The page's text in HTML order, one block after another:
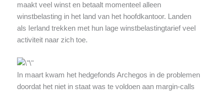
maakt veel winst en betaalt momenteel alleen
winstbelasting in het land van het hoofdkantoor. Landen
als Ierland trekken met hun lage winstbelastingtarief veel
activiteit naar zich toe.
In maart kwam het hedgefonds Archegos in de problemen
doordat het niet in staat was te voldoen aan margin-calls